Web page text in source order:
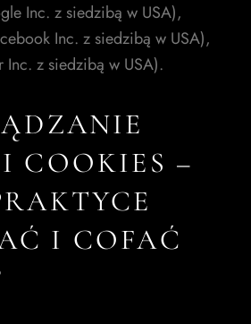
Inc. z siedzibą w USA),
Inc. z siedzibą w USA),
Inc. z siedzibą w USA).
COOKIES –
I COFAĆ